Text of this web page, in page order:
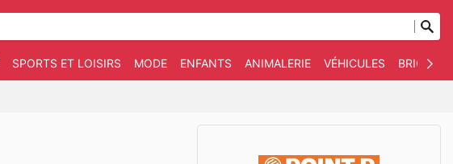
SPORTS ET LOISIRS MODE ENFANTS ANIMALERIE VÉHICULES